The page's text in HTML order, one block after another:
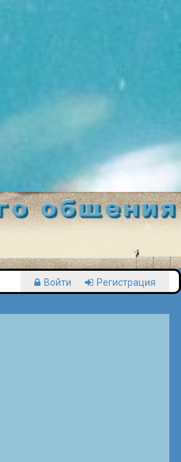
Войти Регистрация